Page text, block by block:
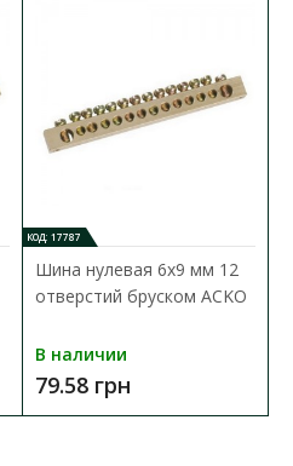
КОД: 17787
Шина нулевая 6x9 мм 12
отверстий бруском ACKO
В наличии
79.58 грн